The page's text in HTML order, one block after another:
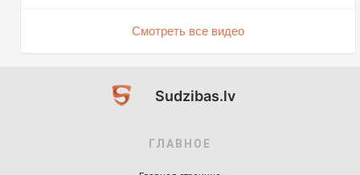
Смотреть все видео
Sudzibas.lv
ГЛАВНОЕ